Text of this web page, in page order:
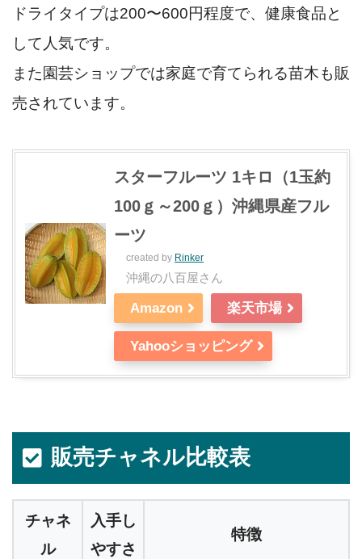
ドライタイプは200〜600円程度で、健康食品と
して人気です。
また園芸ショップでは家庭で育てられる苗木も販
売されています。
スターフルーツ 1キロ（1玉約
100ｇ～200ｇ）沖縄県産フル
ーツ
created by Rinker
沖縄の八百屋さん
Amazon 楽天市場
Yahooショッピング
販売チャネル比較表
チャネ
ル
入手し
やすさ
特徴